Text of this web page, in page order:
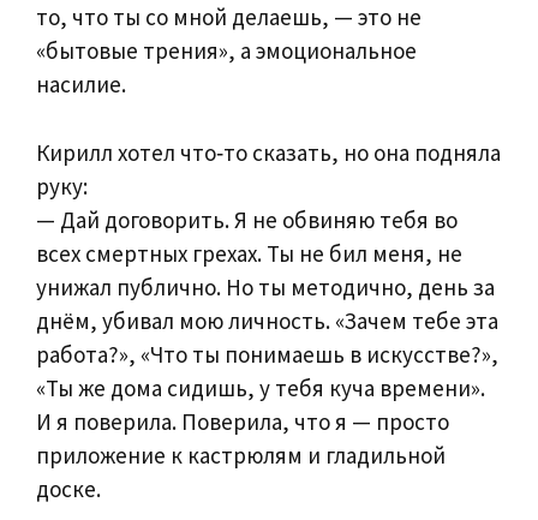
то, что ты со мной делаешь, — это не
«бытовые трения», а эмоциональное
насилие.
Кирилл хотел что‑то сказать, но она подняла
руку:
— Дай договорить. Я не обвиняю тебя во
всех смертных грехах. Ты не бил меня, не
унижал публично. Но ты методично, день за
днём, убивал мою личность. «Зачем тебе эта
работа?», «Что ты понимаешь в искусстве?»,
«Ты же дома сидишь, у тебя куча времени».
И я поверила. Поверила, что я — просто
приложение к кастрюлям и гладильной
доске.